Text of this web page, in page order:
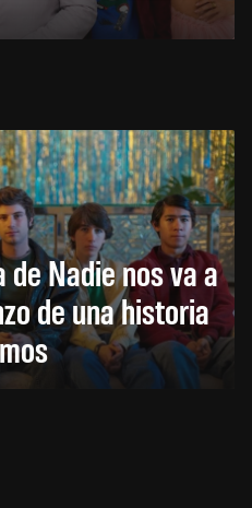
Nadie nos va a
de una historia